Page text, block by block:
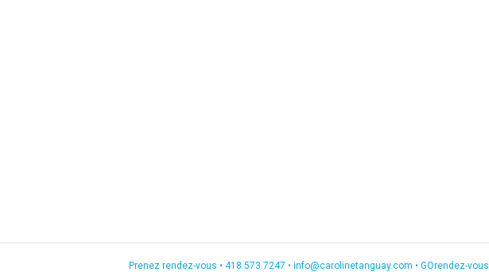
Prenez rendez-vous • 418.573.7247 • info@carolinetanguay.com • GOrendez-vous